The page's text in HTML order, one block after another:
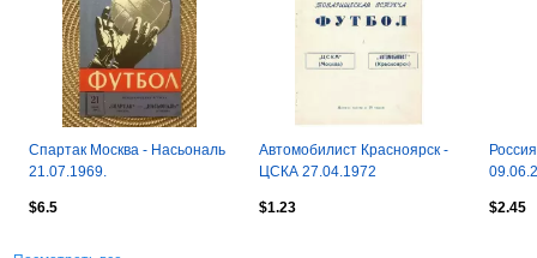
Спартак Москва - Насьональ
21.07.1969.
$6.5
Автомобилист Красноярск -
ЦСКА 27.04.1972
$1.23
$2.45